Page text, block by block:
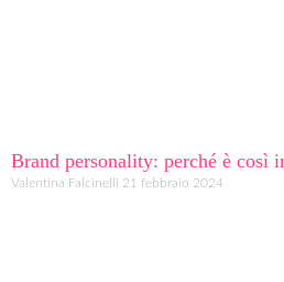
Brand personality: perché è così
Valentina Falcinelli 21 febbraio 2024